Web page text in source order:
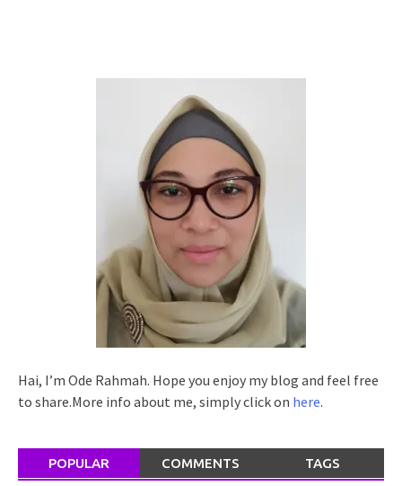
Hai, I’m Ode Rahmah. Hope you enjoy my blog and feel free
to share.More info about me, simply click on here.
POPULAR COMMENTS TAGS